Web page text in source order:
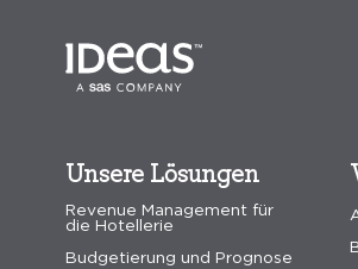
Unsere Lösungen
Revenue Management für
die Hotellerie
Budgetierung und Prognose